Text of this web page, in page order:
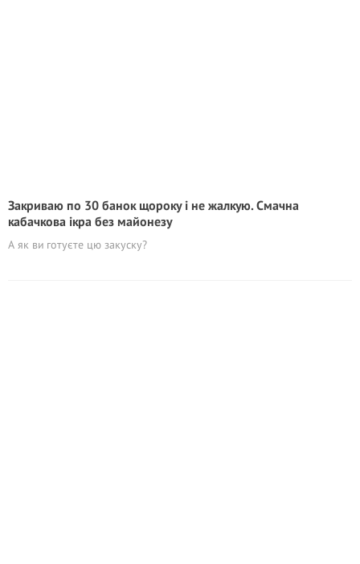
Закриваю по 30 банок щороку і не жалкую. Смачна
кабачкова ікра без майонезу
А як ви готуєте цю закуску?